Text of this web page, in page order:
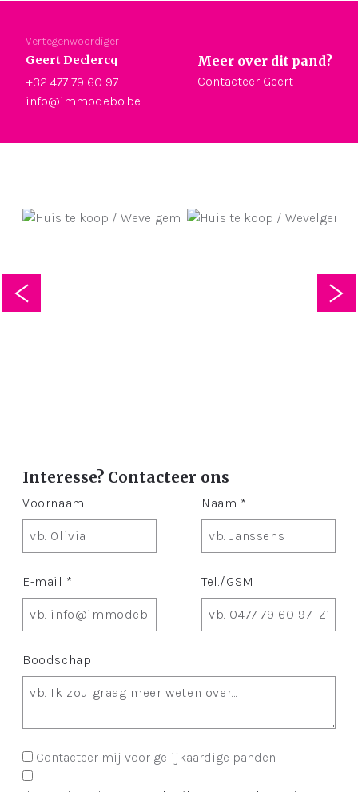
Vertegenwoordiger
Geert Declercq
+32 477 79 60 97
info@immodebo.be
Meer over dit pand?
Contacteer Geert
Interesse? Contacteer ons
Voornaam Naam *
E-mail * Tel./GSM
Boodschap
Contacteer mij voor gelijkaardige panden.